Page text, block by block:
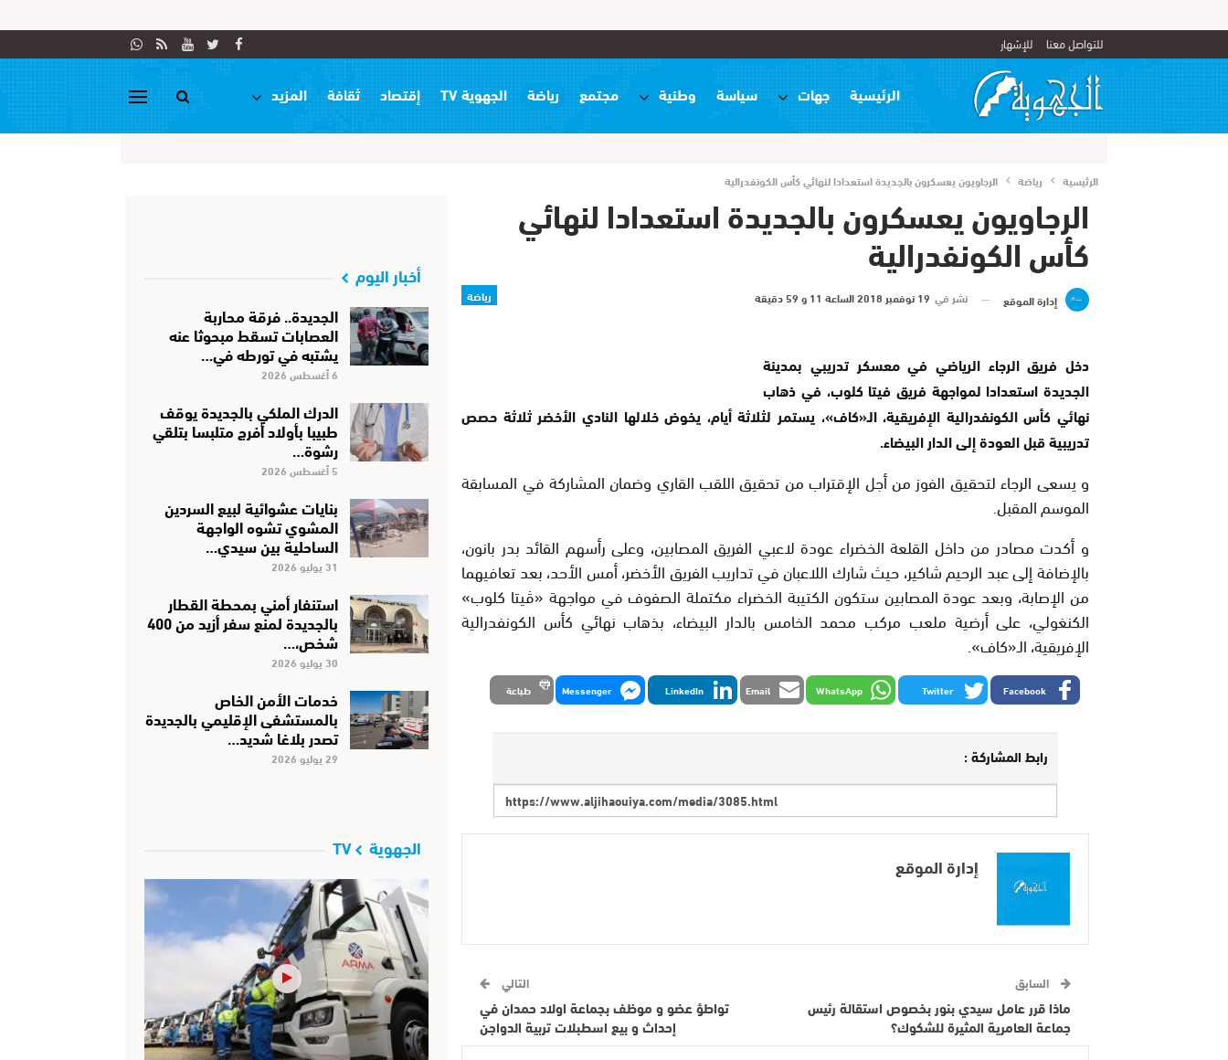
للتواصل معنا للإشهار
الرئيسية جهات سياسة وطنية مجتمع رياضة الجهوية TV إقتصاد ثقافة المزيد
الرئيسية رياضة الرجاويون يعسكرون بالجديدة استعدادا لنهائي كأس الكونفدرالية
الرجاويون يعسكرون بالجديدة استعدادا لنهائي
كأس الكونفدرالية
رياضة إدارة الموقع نشر في 19 نوفمبر 2018 الساعة 11 و 59 دقيقة
دخل فريق الرجاء الرياضي في معسكر تدريبي بمدينة
الجديدة استعدادا لمواجهة فريق فيتا كلوب، في ذهاب
نهائي كأس الكونفدرالية الإفريقية، الـ«كاف»، يستمر لثلاثة أيام، يخوض خلالها النادي الأخضر ثلاثة حصص
تدريبية قبل العودة إلى الدار البيضاء.
و يسعى الرجاء لتحقيق الفوز من أجل الإقتراب من تحقيق اللقب القاري وضمان المشاركة في المسابقة
الموسم المقبل.
و أكدت مصادر من داخل القلعة الخضراء عودة لاعبي الفريق المصابين، وعلى رأسهم القائد بدر بانون،
بالإضافة إلى عبد الرحيم شاكير، حيث شارك اللاعبان في تداريب الفريق الأخضر، أمس الأحد، بعد تعافيهما
من الإصابة، وبعد عودة المصابين ستكون الكتيبة الخضراء مكتملة الصفوف في مواجهة «ڤيتا كلوب»
الكنغولي، على أرضية ملعب مركب محمد الخامس بالدار البيضاء، بذهاب نهائي كأس الكونفدرالية
الإفريقية، الـ«كاف».
Facebook
Twitter
WhatsApp
Email
LinkedIn
Messenger طباعة
رابط المشاركة :
إدارة الموقع
السابق
ماذا قرر عامل سيدي بنور بخصوص استقالة رئيس
جماعة العامرية المثيرة للشكوك؟
التالي
تواطؤ عضو و موظف بجماعة اولاد حمدان في
إحداث و بيع اسطبلات تربية الدواجن
أخبار اليوم
الجديدة.. فرقة محاربة
العصابات تسقط مبحوثا عنه
يشتبه في تورطه في…
6 أغسطس 2026
الدرك الملكي بالجديدة يوقف
طبيبا بأولاد أفرج متلبسا بتلقي
رشوة…
5 أغسطس 2026
بنايات عشوائية لبيع السردين
المشوي تشوه الواجهة
الساحلية بين سيدي…
31 يوليو 2026
استنفار أمني بمحطة القطار
بالجديدة لمنع سفر أزيد من 400
شخص،…
30 يوليو 2026
خدمات الأمن الخاص
بالمستشفى الإقليمي بالجديدة
تصدر بلاغا شديد…
29 يوليو 2026
الجهوية TV